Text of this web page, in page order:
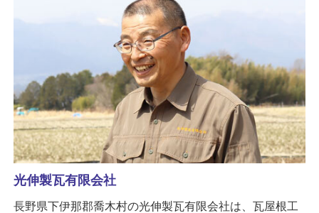
光伸製瓦有限会社
長野県下伊那郡喬木村の光伸製瓦有限会社は、瓦屋根工